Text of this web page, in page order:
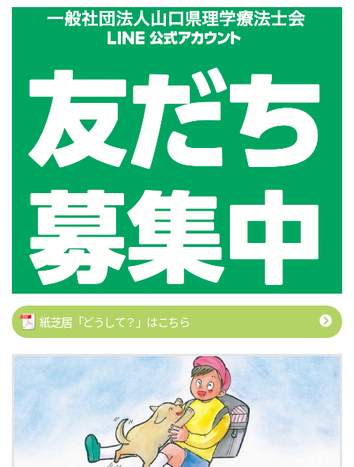
紙芝居「どうして？」はこちら